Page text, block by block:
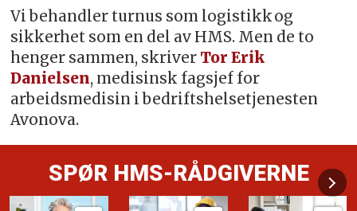
Vi behandler turnus som logistikk og
sikkerhet som en del av HMS. Men de to
henger sammen, skriver Tor Erik
Danielsen, medisinsk fagsjef for
arbeidsmedisin i bedriftshelsetjenesten
Avonova.
SPØR HMS-RÅDGIVERNE